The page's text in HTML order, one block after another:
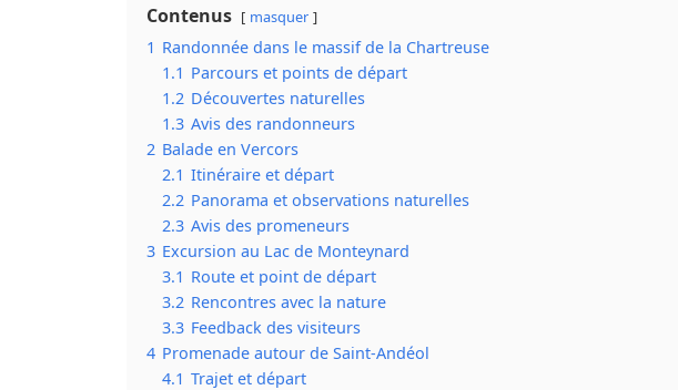
Contenus masquer
1 Randonnée dans le massif de la Chartreuse
1.1 Parcours et points de départ
1.2 Découvertes naturelles
1.3 Avis des randonneurs
2 Balade en Vercors
2.1 Itinéraire et départ
2.2 Panorama et observations naturelles
2.3 Avis des promeneurs
3 Excursion au Lac de Monteynard
3.1 Route et point de départ
3.2 Rencontres avec la nature
3.3 Feedback des visiteurs
4 Promenade autour de Saint-Andéol
4.1 Trajet et départ